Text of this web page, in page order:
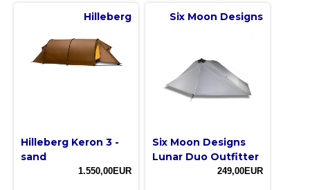
Hilleberg
Hilleberg Keron 3 -
sand
1.550,00EUR
Six Moon Designs
Six Moon Designs
Lunar Duo Outfitter
249,00EUR